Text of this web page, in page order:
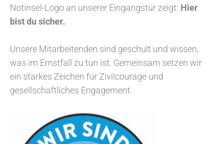
Notinsel-Logo an unserer Eingangstür zeigt: Hier
bist du sicher.
Unsere Mitarbeitenden sind geschult und wissen,
was im Ernstfall zu tun ist. Gemeinsam setzen wir
ein starkes Zeichen für Zivilcourage und
gesellschaftliches Engagement.